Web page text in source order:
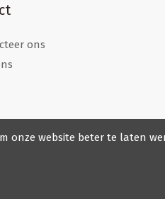
ons
onze website beter te laten